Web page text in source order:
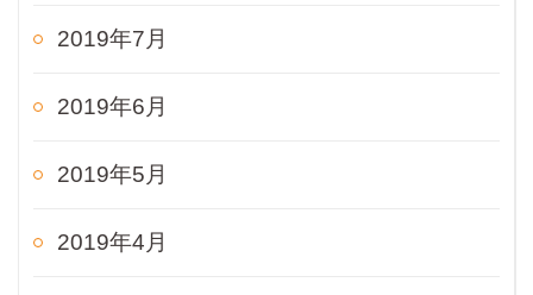
2019年7月
2019年6月
2019年5月
2019年4月